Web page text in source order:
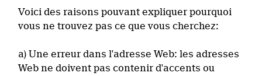
Voici des raisons pouvant expliquer pourquoi
vous ne trouvez pas ce que vous cherchez:
a) Une erreur dans l'adresse Web: les adresses
Web ne doivent pas contenir d'accents ou